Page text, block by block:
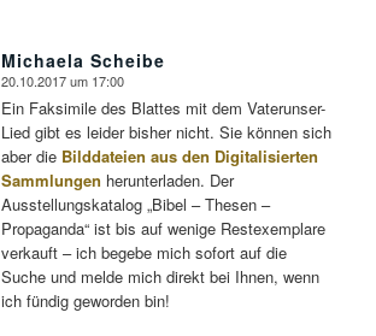
Michaela Scheibe
sagte:
20.10.2017 um 17:00
Ein Faksimile des Blattes mit dem Vaterunser-
Lied gibt es leider bisher nicht. Sie können sich
aber die Bilddateien aus den Digitalisierten
Sammlungen herunterladen. Der
Ausstellungskatalog „Bibel – Thesen –
Propaganda“ ist bis auf wenige Restexemplare
verkauft – ich begebe mich sofort auf die
Suche und melde mich direkt bei Ihnen, wenn
ich fündig geworden bin!